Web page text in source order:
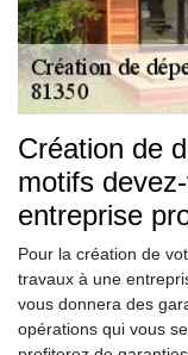
Création de
motifs
entreprise
Pour la création de
travaux à une
vous donnera des
opérations qui vous